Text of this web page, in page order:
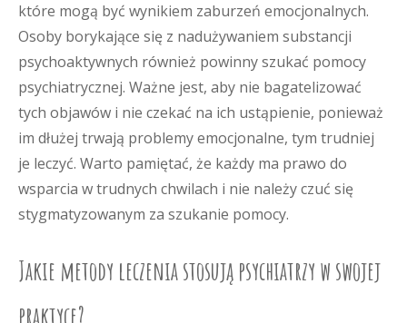
które mogą być wynikiem zaburzeń emocjonalnych.
Osoby borykające się z nadużywaniem substancji
psychoaktywnych również powinny szukać pomocy
psychiatrycznej. Ważne jest, aby nie bagatelizować
tych objawów i nie czekać na ich ustąpienie, ponieważ
im dłużej trwają problemy emocjonalne, tym trudniej
je leczyć. Warto pamiętać, że każdy ma prawo do
wsparcia w trudnych chwilach i nie należy czuć się
stygmatyzowanym za szukanie pomocy.
Jakie metody leczenia stosują psychiatrzy w swojej
praktyce?